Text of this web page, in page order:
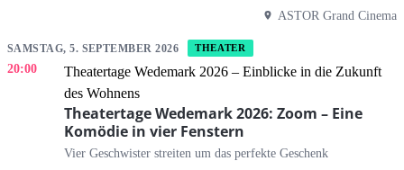
ASTOR Grand Cinema
SAMSTAG, 5. SEPTEMBER 2026 THEATER
20:00
Theatertage Wedemark 2026 – Einblicke in die Zukunft
des Wohnens
Theatertage Wedemark 2026: Zoom – Eine
Komödie in vier Fenstern
Vier Geschwister streiten um das perfekte Geschenk